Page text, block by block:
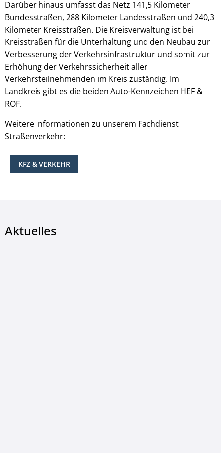
Darüber hinaus umfasst das Netz 141,5 Kilometer
Bundesstraßen, 288 Kilometer Landesstraßen und 240,3
Kilometer Kreisstraßen. Die Kreisverwaltung ist bei
Kreisstraßen für die Unterhaltung und den Neubau zur
Verbesserung der Verkehrsinfrastruktur und somit zur
Erhöhung der Verkehrssicherheit aller
Verkehrsteilnehmenden im Kreis zuständig. Im
Landkreis gibt es die beiden Auto-Kennzeichen HEF &
ROF.
Weitere Informationen zu unserem Fachdienst
Straßenverkehr:
KFZ & VERKEHR
Aktuelles